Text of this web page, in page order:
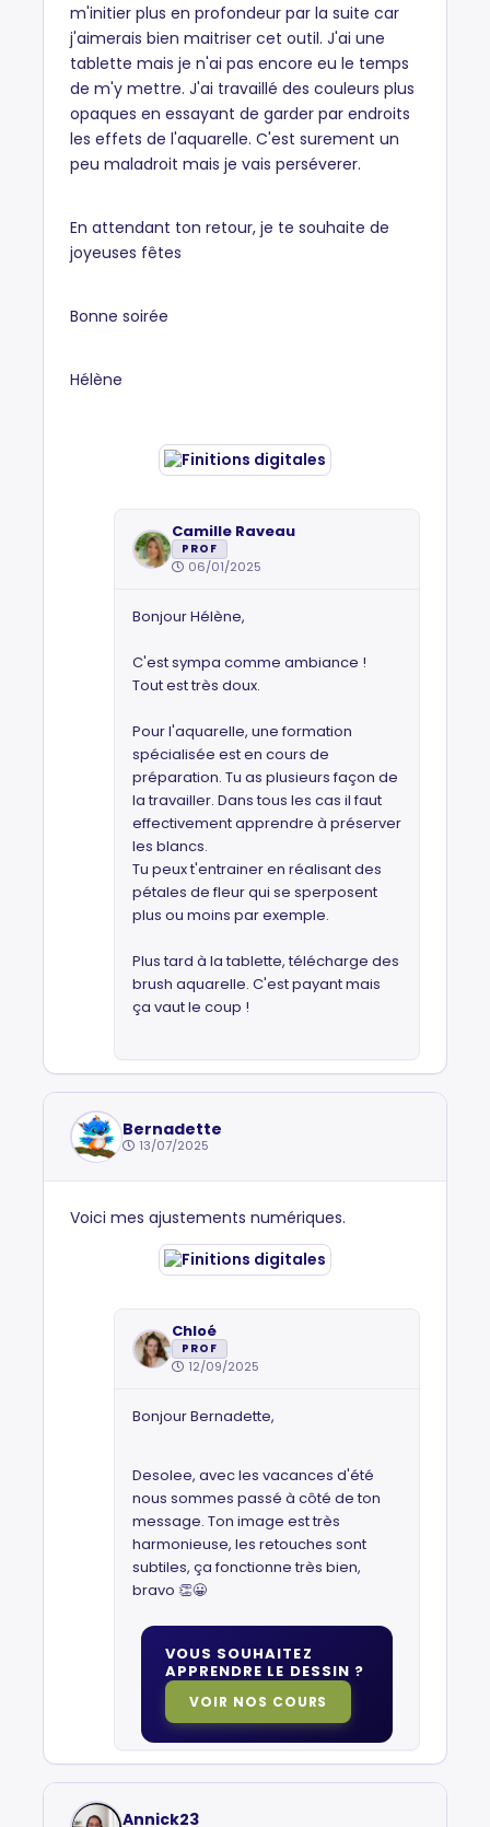
m'initier plus en profondeur par la suite car
j'aimerais bien maitriser cet outil. J'ai une
tablette mais je n'ai pas encore eu le temps
de m'y mettre. J'ai travaillé des couleurs plus
opaques en essayant de garder par endroits
les effets de l'aquarelle. C'est surement un
peu maladroit mais je vais perséverer.
En attendant ton retour, je te souhaite de
joyeuses fêtes
Bonne soirée
Hélène
Camille Raveau
PROF
06/01/2025
Bonjour Hélène,
C'est sympa comme ambiance !
Tout est très doux.
Pour l'aquarelle, une formation
spécialisée est en cours de
préparation. Tu as plusieurs façon de
la travailler. Dans tous les cas il faut
effectivement apprendre à préserver
les blancs.
Tu peux t'entrainer en réalisant des
pétales de fleur qui se sperposent
plus ou moins par exemple.
Plus tard à la tablette, télécharge des
brush aquarelle. C'est payant mais
ça vaut le coup !
Bernadette
13/07/2025
Voici mes ajustements numériques.
Chloé
PROF
12/09/2025
Bonjour Bernadette,
Desolee, avec les vacances d'été
nous sommes passé à côté de ton
message. Ton image est très
harmonieuse, les retouches sont
subtiles, ça fonctionne très bien,
bravo 👏😀
VOUS SOUHAITEZ
APPRENDRE LE DESSIN ?
VOIR NOS COURS
Annick23